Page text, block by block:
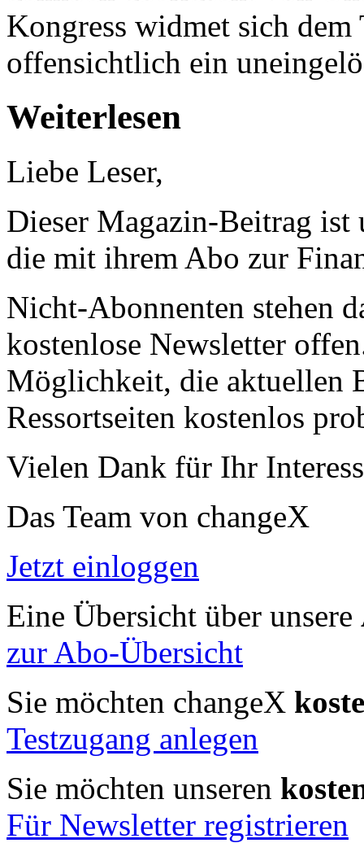
Kongress widmet sich
offensichtlich ein
Weiterlesen
Liebe Leser,
Dieser Magazin-Beitrag ist
die mit ihrem Abo zur
Nicht-Abonnenten stehen
kostenlose Newsletter
Möglichkeit, die aktuellen
Ressortseiten kostenlos
Vielen Dank für Ihr
Das Team von changeX
Jetzt einloggen
Eine Übersicht über unsere
zur Abo-Übersicht
Sie möchten changeX
Testzugang anlegen
Sie möchten unseren
Für Newsletter registrieren